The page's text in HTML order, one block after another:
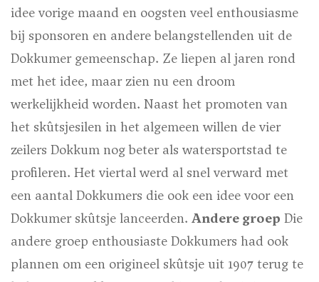
idee vorige maand en oogsten veel enthousiasme
bij sponsoren en andere belangstellenden uit de
Dokkumer gemeenschap. Ze liepen al jaren rond
met het idee, maar zien nu een droom
werkelijkheid worden. Naast het promoten van
het skûtsjesilen in het algemeen willen de vier
zeilers Dokkum nog beter als watersportstad te
profileren. Het viertal werd al snel verward met
een aantal Dokkumers die ook een idee voor een
Dokkumer skûtsje lanceerden. Andere groep Die
andere groep enthousiaste Dokkumers had ook
plannen om een origineel skûtsje uit 1907 terug te